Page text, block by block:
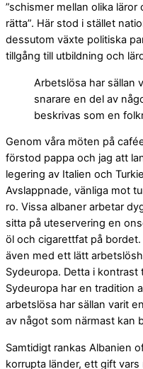
”schismer mellan olika
rätta”. Här stod i stället
dessutom växte politiska
tillgång till utbildning och
Arbetslösa har sällan
snarare en del av
beskrivas som en
Genom våra möten på
förstod pappa och jag att
legering av Italien och
Avslappnade, vänliga mot
ro. Vissa albaner arbetar
sitta på uteservering en
öl och cigarettfat på
även med ett lätt
Sydeuropa. Detta i
Sydeuropa har en tradition
arbetslösa har sällan varit
av något som närmast kan
Samtidigt rankas Albanien
korrupta länder, ett gift